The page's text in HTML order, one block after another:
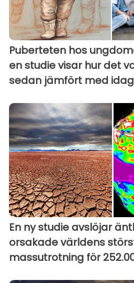
Puberteten hos
en studie visar hur det
sedan jämfört med idag
En ny studie avslöjar
orsakade världens
massutrotning för